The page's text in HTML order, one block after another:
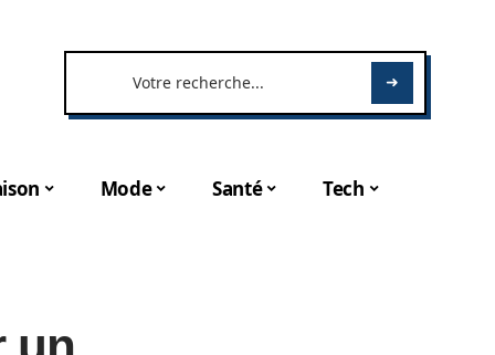
Mode Santé Tech